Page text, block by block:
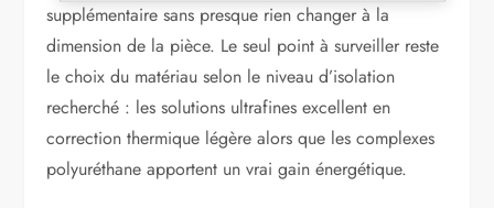
supplémentaire sans presque rien changer à la
dimension de la pièce. Le seul point à surveiller reste
le choix du matériau selon le niveau d’isolation
recherché : les solutions ultrafines excellent en
correction thermique légère alors que les complexes
polyuréthane apportent un vrai gain énergétique.